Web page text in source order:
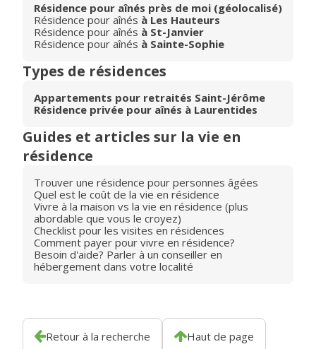
Résidence pour aînés près de moi (géolocalisé)
Résidence pour aînés à Les Hauteurs
Résidence pour aînés à St-Janvier
Résidence pour aînés à Sainte-Sophie
Types de résidences
Appartements pour retraités Saint-Jérôme
Résidence privée pour aînés à Laurentides
Guides et articles sur la vie en
résidence
Trouver une résidence pour personnes âgées
Quel est le coût de la vie en résidence
Vivre à la maison vs la vie en résidence (plus
abordable que vous le croyez)
Checklist pour les visites en résidences
Comment payer pour vivre en résidence?
Besoin d'aide? Parler à un conseiller en
hébergement dans votre localité
Retour à la recherche Haut de page